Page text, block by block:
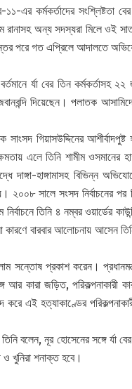
এর কর্মকর্তাদের সংশ্লিষ্টতা
রানাসহ অন্য সদস্যরা মিলে ওই
পরে গত এপ্রিলে আদালতে
র্যা বের তিন কর্মকর্তাসহ ২২
দিয়েছেন। পলাতক
গিয়াসউদ্দিনের
এলে তিনি শামীম
হাঙ্গামাসহ বিভিন্ন
২০০৮ সালে সংসদ নির্বাচনের
তিনি ৪ নম্বর ওয়ার্ডের
কারণে বারবার আলোচনায় আসেন
সন্তোষ প্রকাশ করেন।
কারা জড়িত, পরিকল্পনাকারী
করে এই হত্যাকাণ্ডের
বলেন, নূর হোসেনের সঙ্গে র্যা বের
ও খুনিরা শনাক্ত হবে।